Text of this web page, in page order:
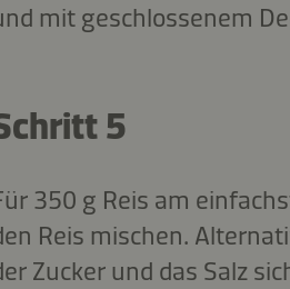
mit geschlossenem
5
350 g Reis am
Reis mischen.
Zucker und das Salz